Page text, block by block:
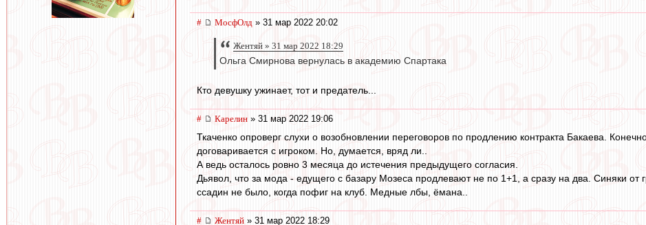
# МосфОлд » 31 мар 2022 20:02
Жентяй » 31 мар 2022 18:29
Ольга Смирнова вернулась в академию Спартака
Кто девушку ужинает, тот и предатель...
# Карелин » 31 мар 2022 19:06
Ткаченко опроверг слухи о возобновлении переговоров по продлению контракта Бакаева.
договаривается с игроком. Но, думается, вряд ли..
А ведь осталось ровно 3 месяца до истечения предыдущего согласия.
Дьявол, что за мода - едущего с базару Мозеса продлевают не по 1+1, а сразу на два. Синяки
ссадин не было, когда пофиг на клуб. Медные лбы, ёмана..
# Жентяй » 31 мар 2022 18:29